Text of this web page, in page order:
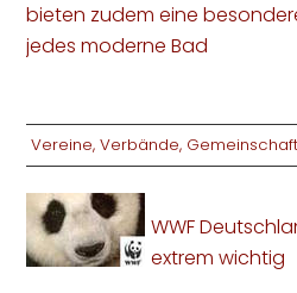
bieten zudem eine
jedes moderne Bad
Vereine, Verbände,
WWF
extrem wichtig